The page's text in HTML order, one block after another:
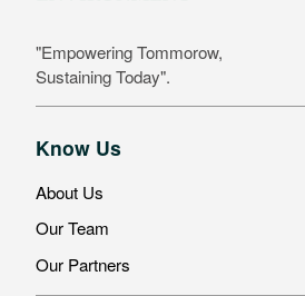
"Empowering Tommorow,
Sustaining Today".
Know Us
About Us
Our Team
Our Partners